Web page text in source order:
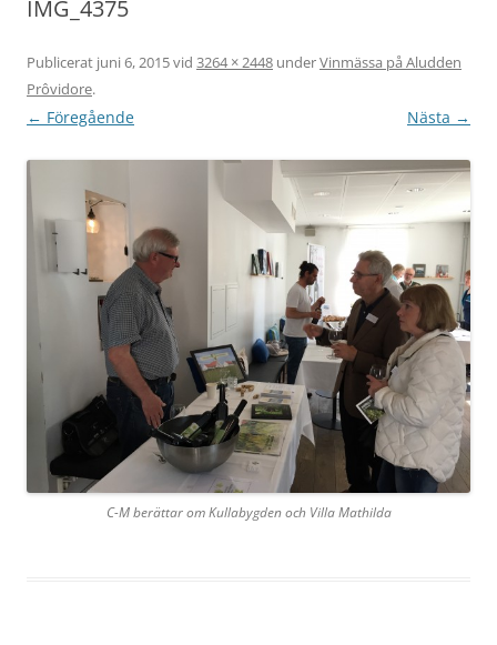
IMG_4375
Publicerat juni 6, 2015vid 3264 × 2448 underVinmässa på Aludden
Prôvidore.
← Föregående Nästa →
C-M berättar om Kullabygden och Villa Mathilda